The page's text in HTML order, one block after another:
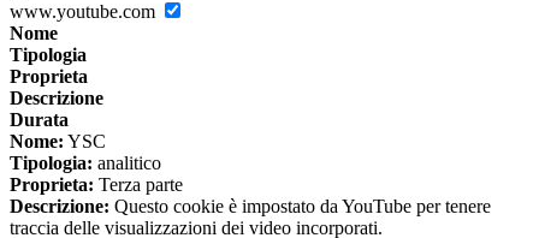
www.youtube.com
Nome
Tipologia
Proprieta
Descrizione
Durata
Nome: YSC
Tipologia: analitico
Proprieta: Terza parte
Descrizione: Questo cookie è impostato da YouTube per tenere
traccia delle visualizzazioni dei video incorporati.